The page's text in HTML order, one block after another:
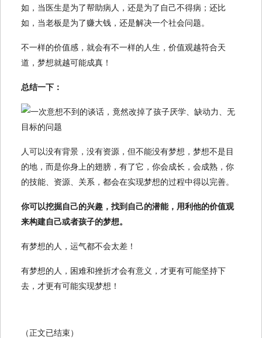
如，当医生是为了帮助病人，还是为了自己不得病；还比
如，当老板是为了赚大钱，还是解决一个社会问题。
不一样的价值感，就会有不一样的人生，价值观越符合天
道，梦想就越可能成真！
总结一下：
人可以没有背景，没有资源，但不能没有梦想，梦想不是目
的地，而是你身上的翅膀，有了它，你会成长，会成熟，你
的技能、资源、关系，都会在实现梦想的过程中得以完善。
你可以挖掘自己的兴趣，找到自己的潜能，用利他的价值观
来构建自己或者孩子的梦想。
有梦想的人，运气都不会太差！
有梦想的人，困难和挫折才会有意义，才更有可能坚持下
去，才更有可能实现梦想！
（正文已结束）